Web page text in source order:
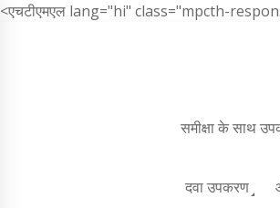
<एचटीएमएल lang="hi" class="mpcth-
समीक्षा के साथ
दवा उपकरण